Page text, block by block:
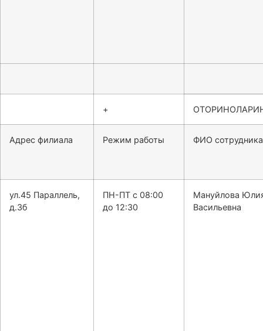
+
Адрес филиала Режим работы ФИО сотрудника
ул.45 Параллель,
д.3б
ПН-ПТ с 08:00
до 12:30
Мануйлова
Васильевна